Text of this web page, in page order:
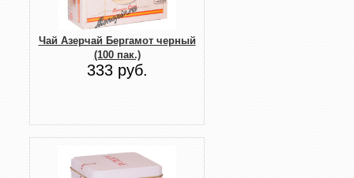
Чай Азерчай Бергамот черный
(100 пак.)
333 руб.